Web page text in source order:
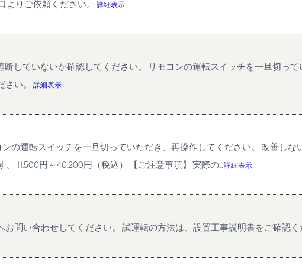
よりご依頼ください。
詳細表示
していないか確認してください。 リモコンの運転スイッチを一旦切っ
い。
詳細表示
の運転スイッチを一旦切っていただき、再操作してください。 改善し
11,500円～40,200円（税込） 【ご注意事項】 実際の...詳細表示
問い合わせしてください。 試運転の方法は、設置工事説明書をご確認く